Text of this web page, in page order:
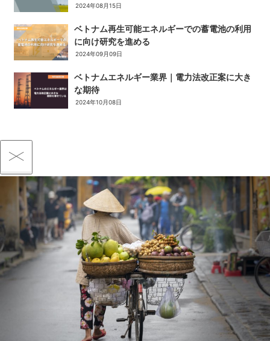
2024年08月15日
ベトナム再生可能エネルギーでの蓄電池の利用
に向け研究を進める
2024年09月09日
ベトナムエネルギー業界｜電力法改正案に大き
な期待
2024年10月08日